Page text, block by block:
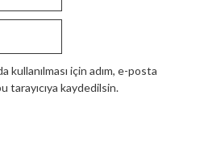
kullanılması için adım, e-posta
tarayıcıya kaydedilsin.